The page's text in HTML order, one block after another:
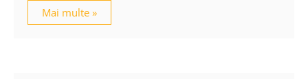
Mai multe »